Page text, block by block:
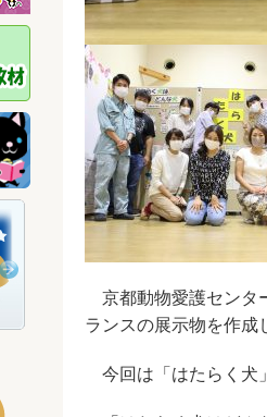
京都動物愛護センタ
ランスの展示物を作成
今回は「はたらく犬